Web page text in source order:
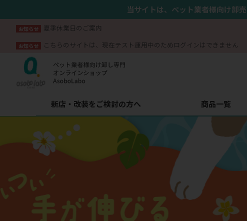
当サイトは、ペット業者様向け卸
お知らせ 夏季休業日のご案内
お知らせ こちらのサイトは、現在テスト運用中のためログインはできません
新店・改装をご検討の方へ 商品一覧